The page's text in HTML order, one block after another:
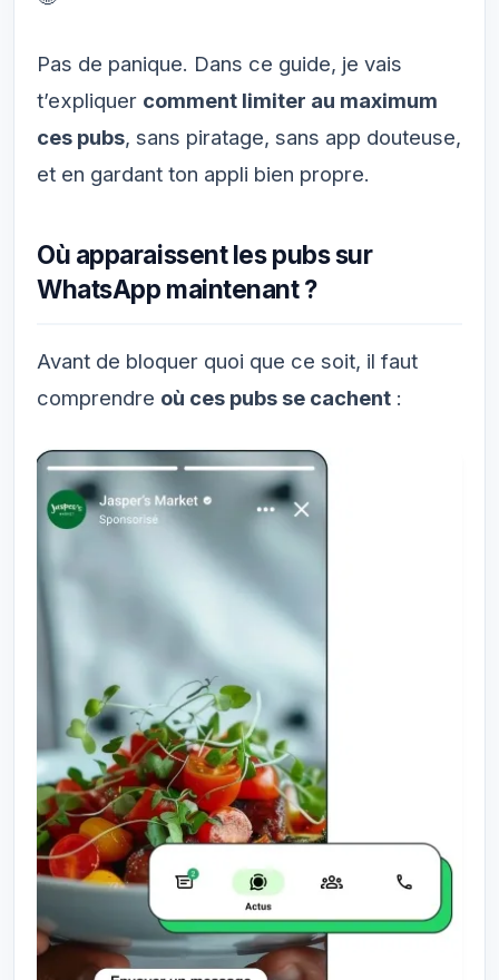
Pas de panique. Dans ce guide, je vais
t’expliquer comment limiter au maximum
ces pubs, sans piratage, sans app douteuse,
et en gardant ton appli bien propre.
Où apparaissent les pubs sur
WhatsApp maintenant ?
Avant de bloquer quoi que ce soit, il faut
comprendre où ces pubs se cachent :